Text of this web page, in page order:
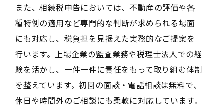
また、相続税申告においては、不動産の評価や各
種特例の適用など専門的な判断が求められる場面
にも対応し、税負担を見据えた実務的なご提案を
行います。上場企業の監査業務や税理士法人での経
験を活かし、一件一件に責任をもって取り組む体制
を整えています。初回の面談・電話相談は無料で、
休日や時間外のご相談にも柔軟に対応しています。